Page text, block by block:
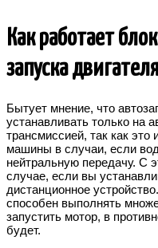
Как работает
запуска
Бытует мнение, что
устанавливать только на
трансмиссией, так как
машины в случаи, если
нейтральную передачу. С
случае, если вы
дистанционное
способен выполнять
запустить мотор, в
будет.